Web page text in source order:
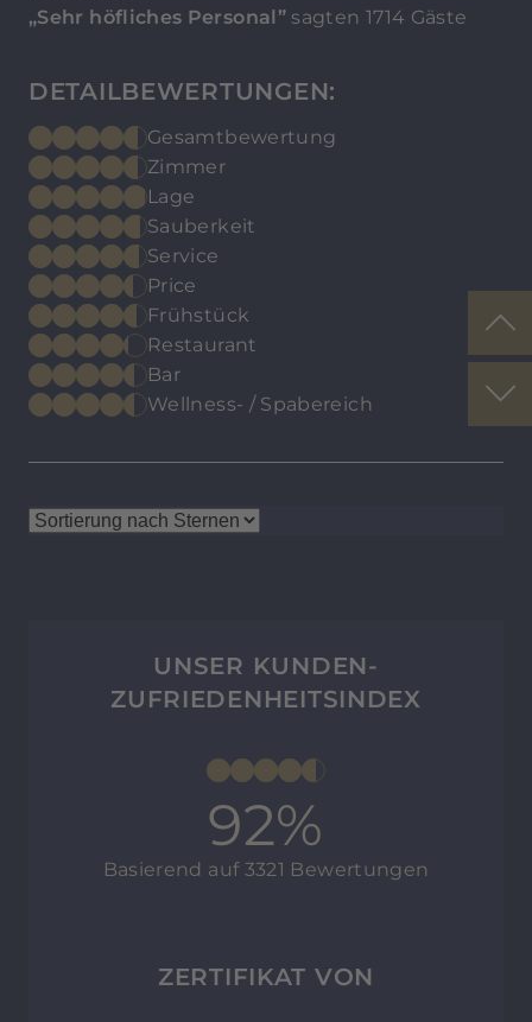
„Sehr höfliches Personal” sagten 1714 Gäste
DETAILBEWERTUNGEN:
Gesamtbewertung
Zimmer
Lage
Sauberkeit
Service
Price
Frühstück
Restaurant
Bar
Wellness- / Spabereich
UNSER KUNDEN-
ZUFRIEDENHEITSINDEX
92%
Basierend auf 3321 Bewertungen
ZERTIFIKAT VON